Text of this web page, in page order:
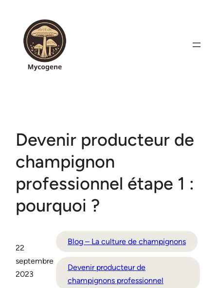
contenu
Devenir producteur de
champignon
professionnel étape 1 :
pourquoi ?
22
septembre
2023
Blog – La culture de champignons
Devenir producteur de
champignons professionnel